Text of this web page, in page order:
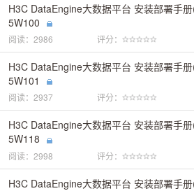
H3C DataEngine大数据平台 安装部署手
5W100
阅读：2986 评分：
H3C DataEngine大数据平台 安装部署手
5W101
阅读：2937 评分：
H3C DataEngine大数据平台 安装部署手
5W118
阅读：2998 评分：
H3C DataEngine大数据平台 安装部署手